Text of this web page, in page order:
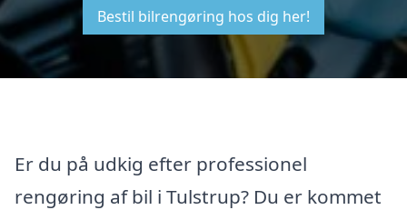
Bestil bilrengøring hos dig her!
Er du på udkig efter professionel
rengøring af bil i Tulstrup? Du er kommet